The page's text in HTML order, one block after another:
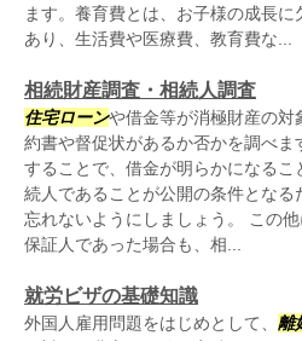
ます。養育費とは、お子様の成長
あり、生活費や医療費、教育費な...
相続財産調査・相続人調査
住宅ローンや借金等が消極財産の対
約書や督促状があるか否かを調べ
することで、借金が明らかになる
続人であることが公開の条件とな
忘れないようにしましょう。 この
保証人であった場合も、相...
就労ビザの基礎知識
外国人雇用問題をはじめとして、 離